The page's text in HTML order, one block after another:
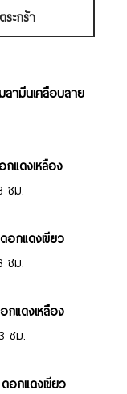
ระกร้า
ลามีนเคลือบลาย
กแดงเหลือง
ซม.
อกแดงเขียว
ซม.
กแดงเหลือง
ซม.
อกแดงเขียว